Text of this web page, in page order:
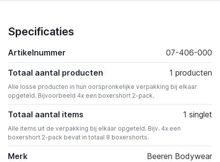
Specificaties
Artikelnummer 07-406-000
Totaal aantal producten 1 producten
Alle losse producten in hun oorspronkelijke verpakking bij elkaar
opgeteld. Bijvoorbeeld 4x een boxershort 2-pack.
Totaal aantal items 1 singlet
Alle items uit de verpakking bij elkaar opgeteld. Bijv. 4x een
boxershort 2-pack bevat in totaal 8 boxershorts.
Merk Beeren Bodywear